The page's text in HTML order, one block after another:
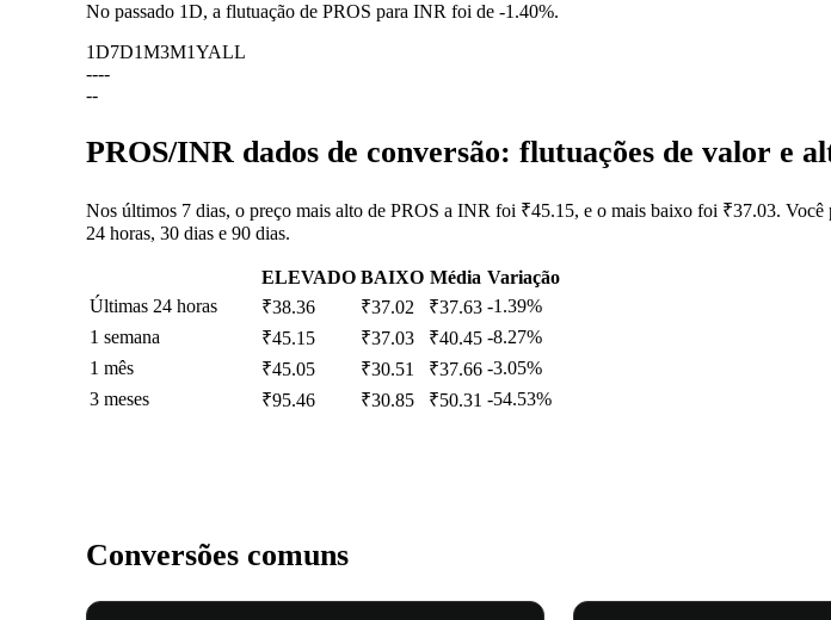
No passado 1D, a flutuação de PROS para INR foi de -1.40%.
1D7D1M3M1YALL
----
--
PROS/INR dados de conversão: flutuações de valor e
Nos últimos 7 dias, o preço mais alto de PROS a INR foi ₹45.15, e o mais baixo foi ₹37.03.
24 horas, 30 dias e 90 dias.
ELEVADO BAIXO Média Variação
Últimas 24 horas
₹38.36 ₹37.02 ₹37.63 -1.39%
1 semana
₹45.15 ₹37.03 ₹40.45 -8.27%
1 mês
₹45.05 ₹30.51 ₹37.66 -3.05%
3 meses
₹95.46 ₹30.85 ₹50.31 -54.53%
Conversões comuns